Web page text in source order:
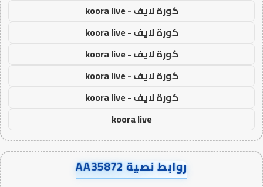
كورة لايف - koora live
كورة لايف - koora live
كورة لايف - koora live
كورة لايف - koora live
كورة لايف - koora live
koora live
روابط نصية AA35872